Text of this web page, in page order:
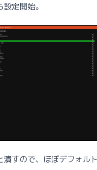
定開始。
潰すので、ほぼデフォル